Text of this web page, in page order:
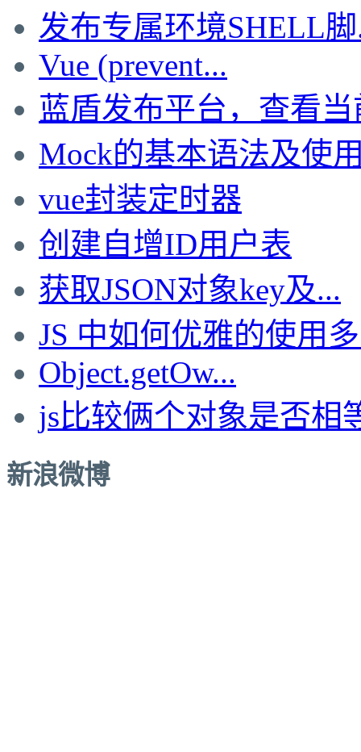
发布专属环境SHELL
Vue (prevent...
蓝盾发布平台，查看当
Mock的基本语法及使
vue封装定时器
创建自增ID用户表
获取JSON对象key及...
JS 中如何优雅的使用
Object.getOw...
js比较俩个对象是否相
新浪微博